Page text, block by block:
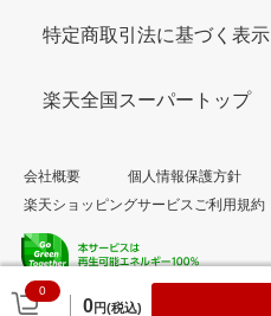
0
0円(税込)
特定商取引法に基づく表示
楽天全国スーパートップ
会社概要
個人情報保護方針
楽天ショッピングサービスご利用規約
© Rakuten Group, Inc.